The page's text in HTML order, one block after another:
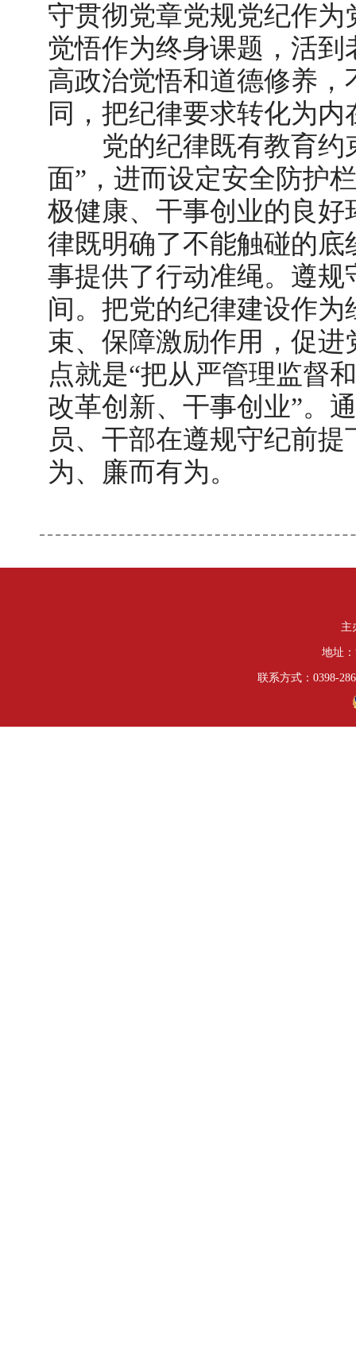
守贯彻党章党规党纪作
觉悟作为终身课题，活
高政治觉悟和道德修养
同，把纪律要求转化为
党的纪律既有教育约
面”，进而设定安全防护
极健康、干事创业的良
律既明确了不能触碰的
事提供了行动准绳。遵
间。把党的纪律建设作
束、保障激励作用，促
点就是“把从严管理监督
改革创新、干事创业”。
员、干部在遵规守纪前
为、廉而有为。
主
地址
联系方式：0398-